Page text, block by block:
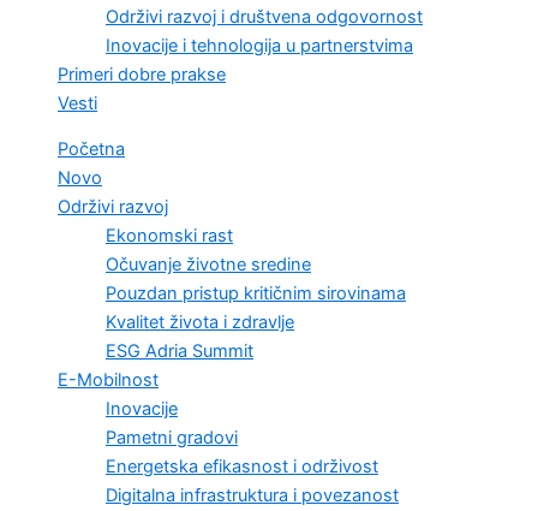
Održivi razvoj i društvena odgovornost
Inovacije i tehnologija u partnerstvima
Primeri dobre prakse
Vesti
Početna
Novo
Održivi razvoj
Ekonomski rast
Očuvanje životne sredine
Pouzdan pristup kritičnim sirovinama
Kvalitet života i zdravlje
ESG Adria Summit
E-Mobilnost
Inovacije
Pametni gradovi
Energetska efikasnost i održivost
Digitalna infrastruktura i povezanost